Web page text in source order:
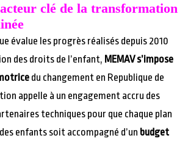
clé de la transformation
évalue les progrès réalisés depuis 2010
des droits de l’enfant, MEMAV s’impose
du changement en Republique de
appelle à un engagement accru des
techniques pour que chaque plan
enfants soit accompagné d’un budget